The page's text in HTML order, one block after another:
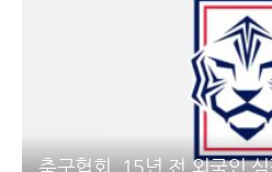
축구협회, 15년 전 외국인